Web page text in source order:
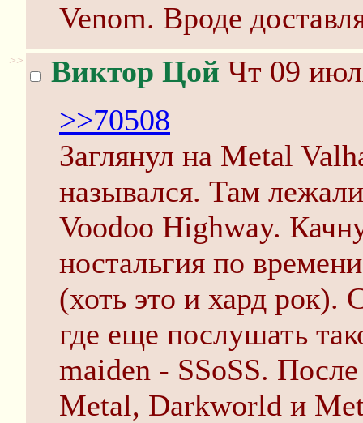
Venom. Вроде
>> Виктор Цой Чт 09
>>70508
Заглянул на Metal
назывался. Там
Voodoo Highway.
ностальгия по
(хоть это и хард рок).
где еще послушать
maiden - SSoSS.
Metal, Darkworld и